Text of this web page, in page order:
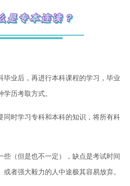
是专本连读？
毕业后，再进行本科课程的学习，毕业
历考取方式。
同时学习专科和本科的知识，将所有科
些（但是也不一定），缺点是考试时间
者强大毅力的人中途极其容易放弃。